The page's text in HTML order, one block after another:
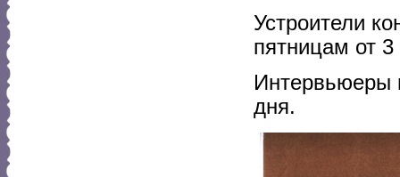
Устроители
пятницам от
Интервьюеры
дня.